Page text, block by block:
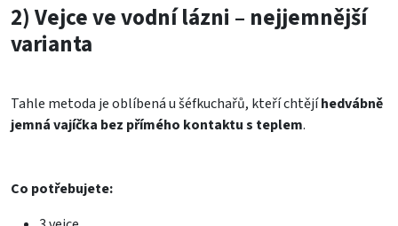
2) Vejce ve vodní lázni – nejjemnější
varianta
Tahle metoda je oblíbená u šéfkuchařů, kteří chtějíhedvábně
jemná vajíčka bez přímého kontaktu s teplem.
Co potřebujete: